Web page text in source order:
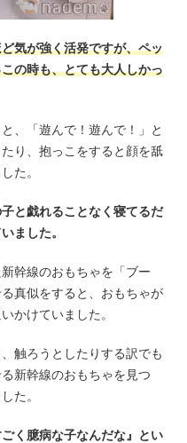
気が強く活発ですが、ペッ
の時も、とても大人しかっ
、「遊んで！遊んで！」と
り、抱っこをすると顔を舐
た。
と戯れることなく寝てるだ
ました。
幹線のおもちゃを「ブー
真似をすると、おもちゃが
かけていました。
触ろうとしたりする訳でも
新幹線のおもちゃを見つ
た。
く臆病な子なんだな』とい